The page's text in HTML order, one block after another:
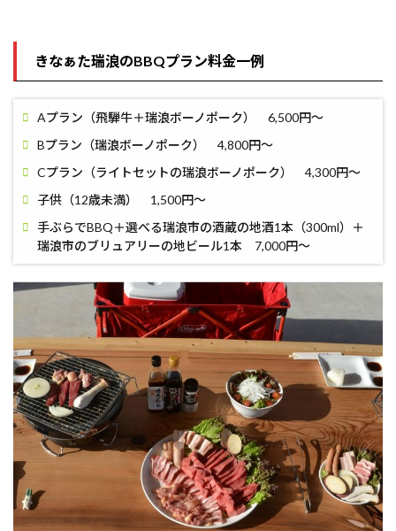
きなぁた瑞浪のBBQプラン料金一例
Aプラン（飛騨牛＋瑞浪ボーノポーク） 6,500円〜
Bプラン（瑞浪ボーノポーク） 4,800円〜
Cプラン（ライトセットの瑞浪ボーノポーク） 4,300円〜
子供（12歳未満） 1,500円〜
手ぶらでBBQ＋選べる瑞浪市の酒蔵の地酒1本（300ml）＋
瑞浪市のブリュアリーの地ビール1本 7,000円〜